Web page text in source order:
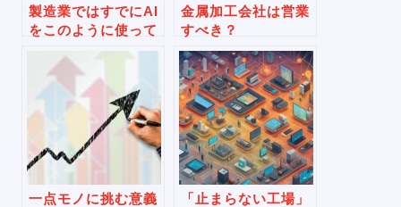
製造業ではすでにAI
をこのように使って
金属加工会社は営業
すべき？
一点モノに挑む意義
「止まらない工場」